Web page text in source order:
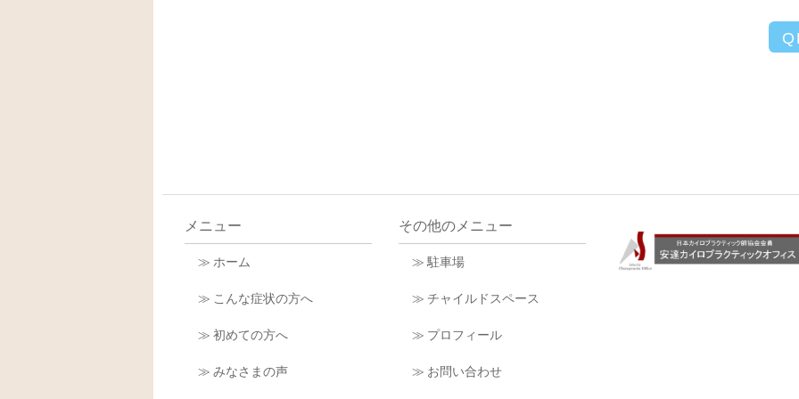
メニュー
≫ ホーム
≫ こんな症状の方へ
≫ 初めての方へ
≫ みなさまの声
その他のメニュー
≫ 駐車場
≫ チャイルドスペース
≫ プロフィール
≫ お問い合わせ